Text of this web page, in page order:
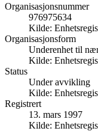
Organisasjonsnummer
976975634
Kilde:
Organisasjonsform
Underenhet til
Kilde:
Status
Under avvikling
Kilde:
Registrert
13. mars 1997
Kilde: